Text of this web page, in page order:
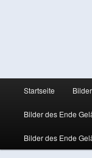
MX
Veranstalter des
Startseite
Bilder des Ende
Bilder des Ende